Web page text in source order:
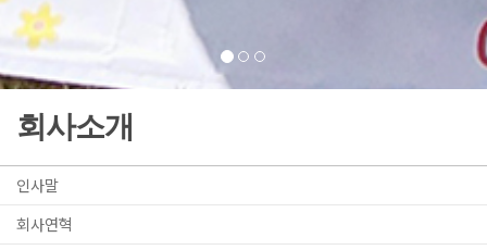
회사소개
인사말
회사연혁